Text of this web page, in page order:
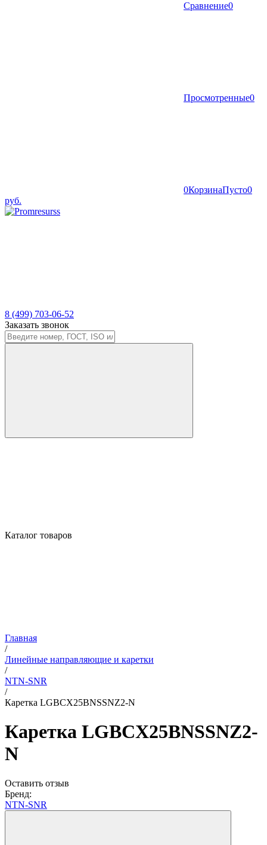
Сравнение0
Просмотренные0
0КорзинаПусто0
руб.
8 (499) 703-06-52
Заказать звонок
Каталог товаров
Главная
/
Линейные направляющие и каретки
/
NTN-SNR
/
Каретка LGBCX25BNSSNZ2-N
Каретка LGBCX25BNSSNZ2-
N
Оставить отзыв
Бренд:
NTN-SNR